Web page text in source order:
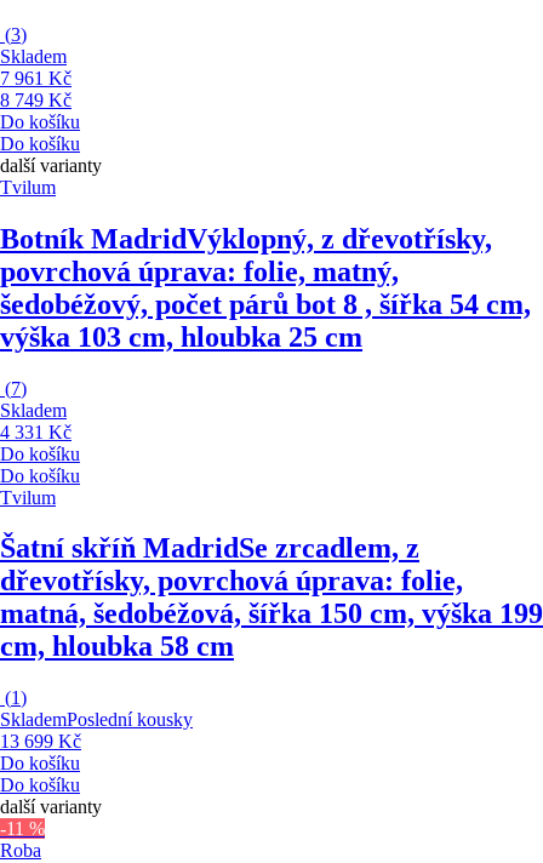
(3)
Skladem
7 961 Kč
8 749 Kč
Do košíku
Do košíku
další varianty
Tvilum
Botník MadridVýklopný, z dřevotřísky,
povrchová úprava: folie, matný,
šedobéžový, počet párů bot 8 , šířka 54 cm,
výška 103 cm, hloubka 25 cm
(7)
Skladem
4 331 Kč
Do košíku
Do košíku
Tvilum
Šatní skříň MadridSe zrcadlem, z
dřevotřísky, povrchová úprava: folie,
matná, šedobéžová, šířka 150 cm, výška 199
cm, hloubka 58 cm
(1)
SklademPoslední kousky
13 699 Kč
Do košíku
Do košíku
další varianty
-11 %
Roba